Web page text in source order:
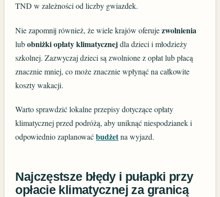
TND w zależności od liczby gwiazdek.
Nie zapomnij również, że wiele krajów oferujezwolnienia
lubobniżki opłaty klimatycznejdla dzieci i młodzieży
szkolnej. Zazwyczaj dzieci są zwolnione z opłat lub płacą
znacznie mniej, co może znacznie wpłynąć na całkowite
koszty wakacji.
Warto sprawdzić lokalne przepisy dotyczące opłaty
klimatycznej przed podróżą, aby uniknąć niespodzianek i
odpowiednio zaplanowaćbudżetna wyjazd.
Najczęstsze błędy i pułapki przy
opłacie klimatycznej za granicą